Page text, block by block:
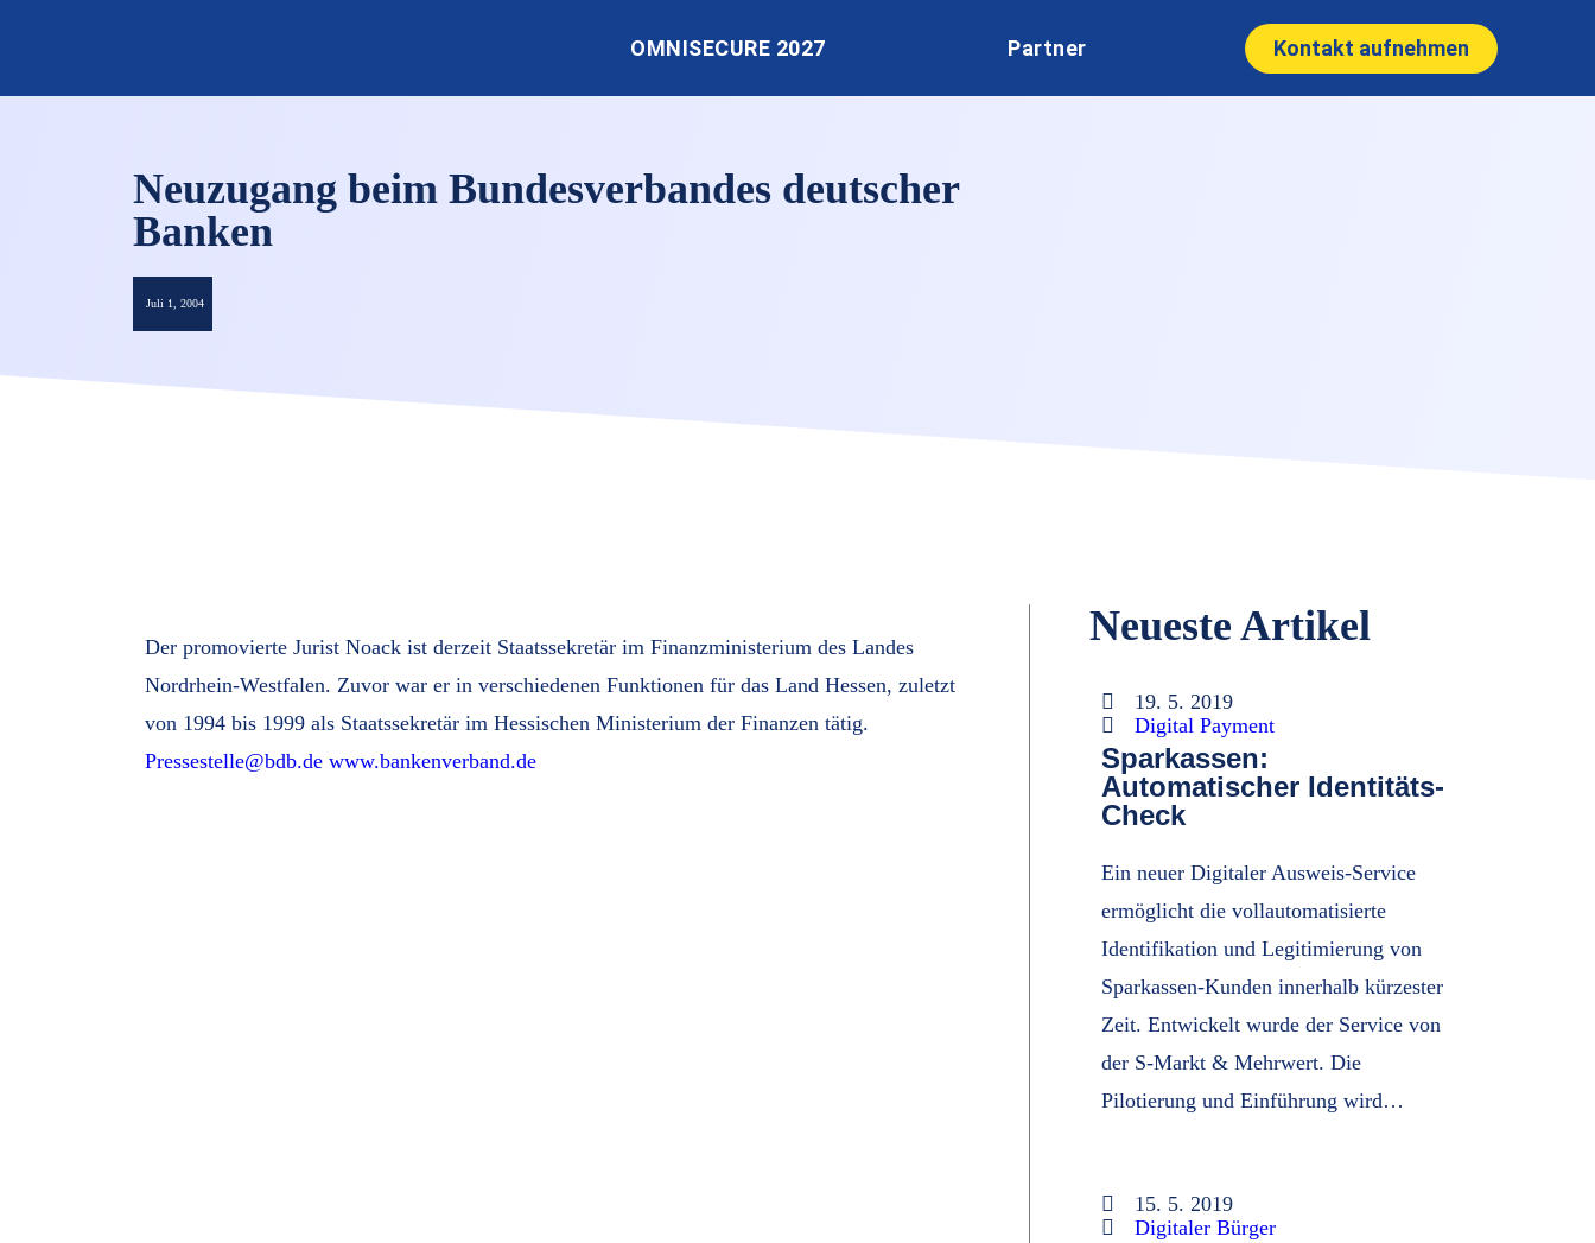
OMNISECURE 2027 Partner Kontakt aufnehmen
Neuzugang beim Bundesverbandes deutscher
Banken
Juli 1, 2004
Der promovierte Jurist Noack ist derzeit Staatssekretär im Finanzministerium des Landes
Nordrhein-Westfalen. Zuvor war er in verschiedenen Funktionen für das Land Hessen, zuletzt
von 1994 bis 1999 als Staatssekretär im Hessischen Ministerium der Finanzen tätig.
Pressestelle@bdb.de www.bankenverband.de
Neueste Artikel
19. 5. 2019
Digital Payment
Sparkassen:
Automatischer Identitäts-
Check
Ein neuer Digitaler Ausweis-Service
ermöglicht die vollautomatisierte
Identifikation und Legitimierung von
Sparkassen-Kunden innerhalb kürzester
Zeit. Entwickelt wurde der Service von
der S-Markt & Mehrwert. Die
Pilotierung und Einführung wird…
15. 5. 2019
Digitaler Bürger